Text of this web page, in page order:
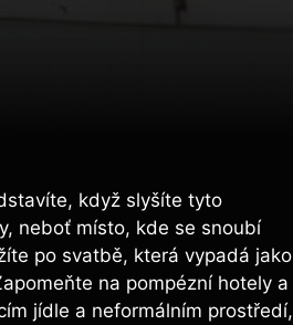
když slyšíte tyto
neboť místo, kde se snoubí
po svatbě, která vypadá jako
na pompézní hotely a
jídle a neformálním prostředí,